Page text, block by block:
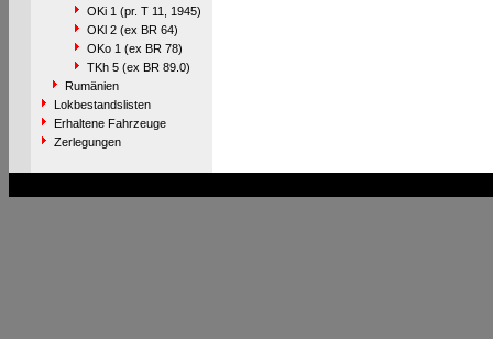
OKi 1 (pr. T 11, 1945)
OKl 2 (ex BR 64)
OKo 1 (ex BR 78)
TKh 5 (ex BR 89.0)
Rumänien
Lokbestandslisten
Erhaltene Fahrzeuge
Zerlegungen